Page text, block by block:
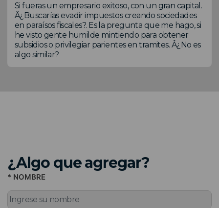
Si fueras un empresario exitoso, con un gran capital.
Â¿Buscarías evadir impuestos creando sociedades
en paraísos fiscales?. Es la pregunta que me hago, si
he visto gente humilde mintiendo para obtener
subsidios o privilegiar parientes en tramites. Â¿No es
algo similar?
¿Algo que agregar?
* NOMBRE